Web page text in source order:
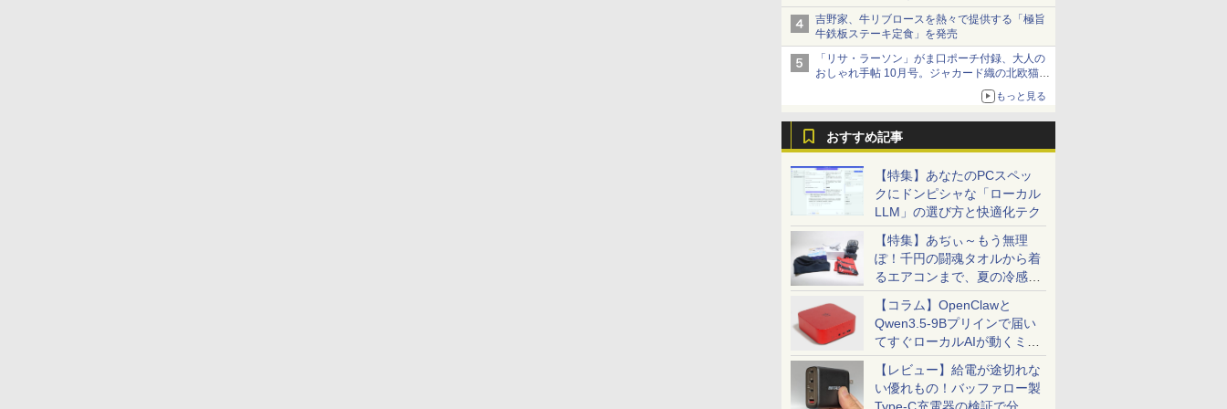
吉野家、牛リブロースを熱々で提供する「極旨
牛鉄板ステーキ定食」を発売
「リサ・ラーソン」がま口ポーチ付録、大人の
おしゃれ手帖 10月号。ジャカード織の北欧猫デ
もっと見る
おすすめ記事
【特集】あなたのPCスペッ
クにドンピシャな「ローカル
LLM」の選び方と快適化テク
【特集】あぢぃ～もう無理
ぽ！千円の闘魂タオルから着
るエアコンまで、夏の冷感グ
ッズ一挙紹介
【コラム】OpenClawと
Qwen3.5-9Bプリインで届い
てすぐローカルAIが動くミニ
PC「SER9 Pro」
【レビュー】給電が途切れな
い優れもの！バッファロー製